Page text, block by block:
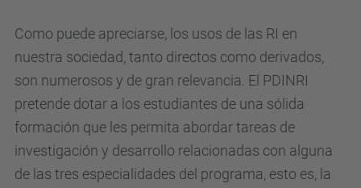
Como puede apreciarse, los usos de las RI en
nuestra sociedad, tanto directos como derivados,
son numerosos y de gran relevancia. El PDINRI
pretende dotar a los estudiantes de una sólida
formación que les permita abordar tareas de
investigación y desarrollo relacionadas con alguna
de las tres especialidades del programa, esto es, la